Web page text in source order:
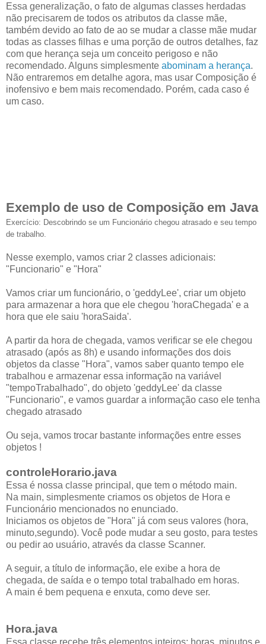
Essa generalização, o fato de algumas classes herdadas
não precisarem de todos os atributos da classe mãe,
também devido ao fato de ao se mudar a classe mãe mudar
todas as classes filhas e uma porção de outros detalhes, faz
com que herança seja um conceito perigoso e não
recomendado. Alguns simplesmente abominam a herança.
Não entraremos em detalhe agora, mas usar Composição é
inofensivo e bem mais recomendado. Porém, cada caso é
um caso.
Exemplo de uso de Composição em Java
Exercício: Descobrindo se um Funcionário chegou atrasado e seu tempo
de trabalho.
Nesse exemplo, vamos criar 2 classes adicionais:
"Funcionario" e "Hora"
Vamos criar um funcionário, o 'geddyLee', criar um objeto
para armazenar a hora que ele chegou 'horaChegada' e a
hora que ele saiu 'horaSaida'.
A partir da hora de chegada, vamos verificar se ele chegou
atrasado (após as 8h) e usando informações dos dois
objetos da classe "Hora", vamos saber quanto tempo ele
trabalhou e armazenar essa informação na variável
"tempoTrabalhado", do objeto 'geddyLee' da classe
"Funcionario", e vamos guardar a informação caso ele tenha
chegado atrasado
Ou seja, vamos trocar bastante informações entre esses
objetos !
controleHorario.java
Essa é nossa classe principal, que tem o método main.
Na main, simplesmente criamos os objetos de Hora e
Funcionário mencionados no enunciado.
Iniciamos os objetos de "Hora" já com seus valores (hora,
minuto,segundo). Você pode mudar a seu gosto, para testes
ou pedir ao usuário, através da classe Scanner.
A seguir, a título de informação, ele exibe a hora de
chegada, de saída e o tempo total trabalhado em horas.
A main é bem pequena e enxuta, como deve ser.
Hora.java
Essa classe recebe três elementos inteiros: horas, minutos e